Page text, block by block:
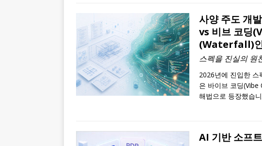
사양 주도 개
vs 비브 코딩
(Waterfall)
스펙을 진실의 원
2026년에 진입한
은 바이브 코딩
해법으로 등장했습
AI 기반 소프